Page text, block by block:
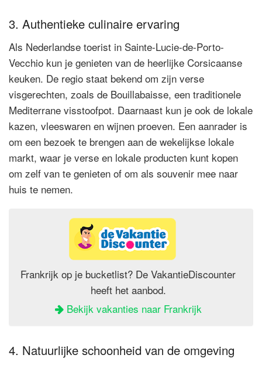
3. Authentieke culinaire ervaring
Als Nederlandse toerist in Sainte-Lucie-de-Porto-
Vecchio kun je genieten van de heerlijke Corsicaanse
keuken. De regio staat bekend om zijn verse
visgerechten, zoals de Bouillabaisse, een traditionele
Mediterrane visstoofpot. Daarnaast kun je ook de lokale
kazen, vleeswaren en wijnen proeven. Een aanrader is
om een bezoek te brengen aan de wekelijkse lokale
markt, waar je verse en lokale producten kunt kopen
om zelf van te genieten of om als souvenir mee naar
huis te nemen.
Frankrijk op je bucketlist? De VakantieDiscounter
heeft het aanbod.
Bekijk vakanties naar Frankrijk
4. Natuurlijke schoonheid van de omgeving